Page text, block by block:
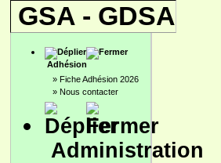
GSA - GDSA
Adhésion
» Fiche Adhésion 2026
» Nous contacter
Administration